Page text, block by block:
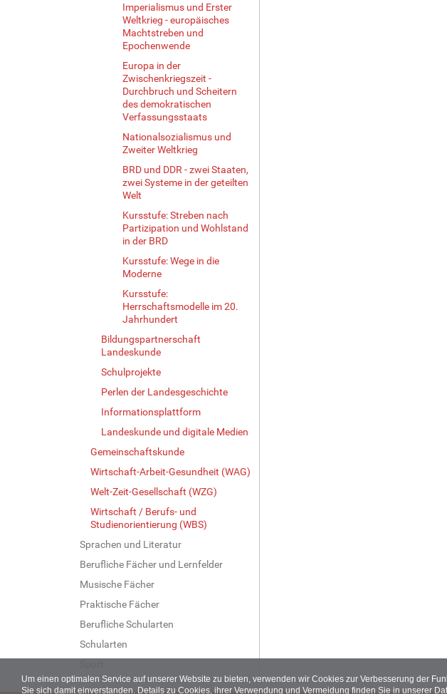
Um einen optimalen Service auf unserer Website zu bieten, verwenden wir Cookies zur Verbesserung der
Sie sich damit einverstanden. Details zu Cookies, ihrer Verwendung und Vermeidung finden Sie in unserer
Imperialismus und Erster
Weltkrieg - europäisches
Machtstreben und
Epochenwende
Europa in der
Zwischenkriegszeit -
Durchbruch und Scheitern
des demokratischen
Verfassungsstaats
Nationalsozialismus und
Zweiter Weltkrieg
BRD und DDR - zwei Staaten,
zwei Systeme in der geteilten
Welt
Kursstufe: Streben nach
Partizipation und Wohlstand
in der BRD
Kursstufe: Wege in die
Moderne
Kursstufe:
Herrschaftsmodelle im 20.
Jahrhundert
Bildungspartnerschaft
Landeskunde
Schulprojekte
Perlen der Landesgeschichte
Informationsplattform
Landeskunde und digitale Medien
Gemeinschaftskunde
Wirtschaft-Arbeit-Gesundheit (WAG)
Welt-Zeit-Gesellschaft (WZG)
Wirtschaft / Berufs- und
Studienorientierung (WBS)
Sprachen und Literatur
Berufliche Fächer und Lernfelder
Musische Fächer
Praktische Fächer
Berufliche Schularten
Schularten